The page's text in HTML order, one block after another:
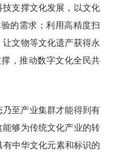
支撑文化发展，以文化
的需求；利用高精度扫
文物等文化遗产获得永
，推动数字文化全民共
至产业集群才能得到有
够为传统文化产业的转
中华文化元素和标识的